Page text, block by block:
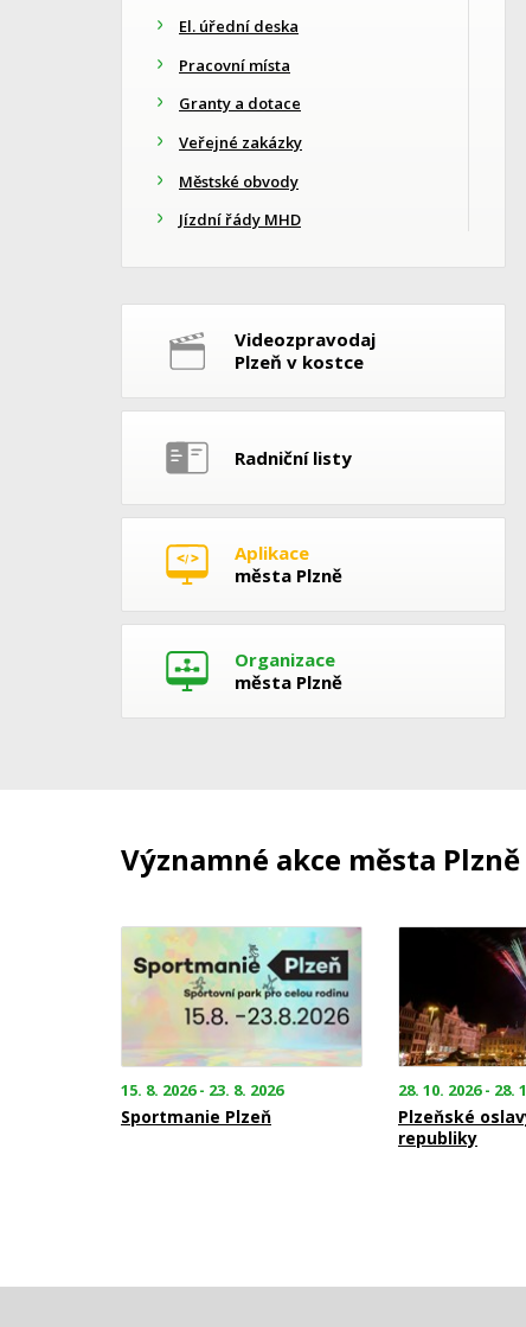
El. úřední deska
Pracovní místa
Granty a dotace
Veřejné zakázky
Městské obvody
Jízdní řády MHD
Videozpravodaj
Plzeň v kostce
Radniční listy
Aplikace
města Plzně
Organizace
města Plzně
Významné akce města Plzně
15. 8. 2026 - 23. 8. 2026
Sportmanie Plzeň
28. 10. 2026 - 28.
Plzeňské
republiky